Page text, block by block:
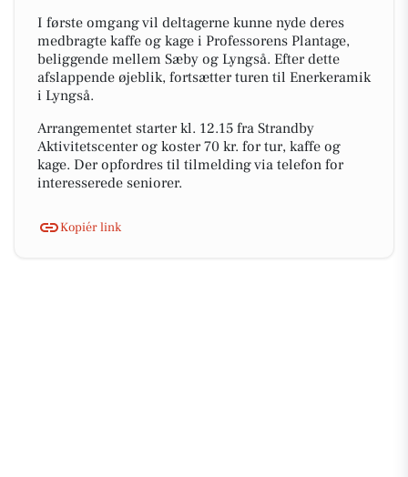
I første omgang vil deltagerne kunne nyde deres
medbragte kaffe og kage i Professorens Plantage,
beliggende mellem Sæby og Lyngså. Efter dette
afslappende øjeblik, fortsætter turen til Enerkeramik
i Lyngså.
Arrangementet starter kl. 12.15 fra Strandby
Aktivitetscenter og koster 70 kr. for tur, kaffe og
kage. Der opfordres til tilmelding via telefon for
interesserede seniorer.
Kopiér link